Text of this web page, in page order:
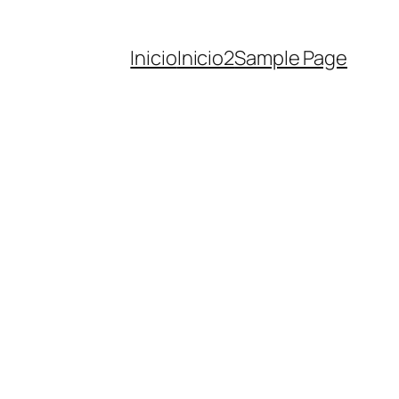
InicioInicio2Sample Page